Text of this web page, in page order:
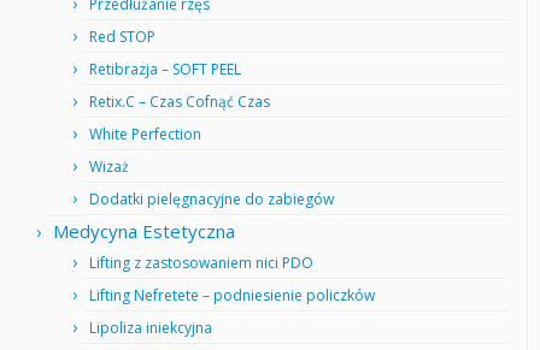
Przedłużanie rzęs
Red STOP
Retibrazja – SOFT PEEL
Retix.C – Czas Cofnąć Czas
White Perfection
Wizaż
Dodatki pielęgnacyjne do zabiegów
Medycyna Estetyczna
Lifting z zastosowaniem nici PDO
Lifting Nefretete – podniesienie policzków
Lipoliza iniekcyjna